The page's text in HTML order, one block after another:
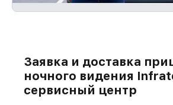
Заявка и доставка
ночного видения
сервисный центр